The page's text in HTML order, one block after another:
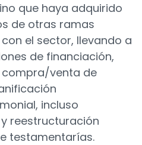
que haya adquirido
de otras ramas
el sector, llevando a
de financiación,
compra/venta de
incluso
reestructuración
testamentarías.